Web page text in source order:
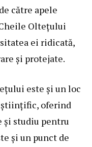
către apele
Oltețului
ei ridicată,
și protejate.
este și un loc
științific, oferind
și studiu pentru
și un punct de